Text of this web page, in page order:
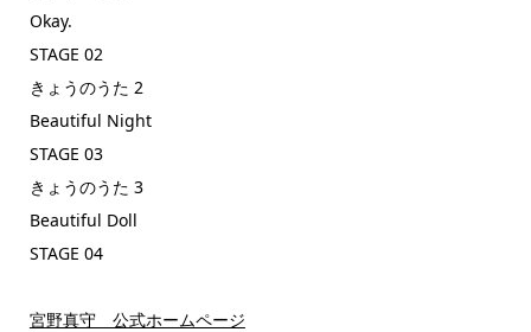
Okay.
STAGE 02
きょうのうた 2
Beautiful Night
STAGE 03
きょうのうた 3
Beautiful Doll
STAGE 04
宮野真守 公式ホームページ